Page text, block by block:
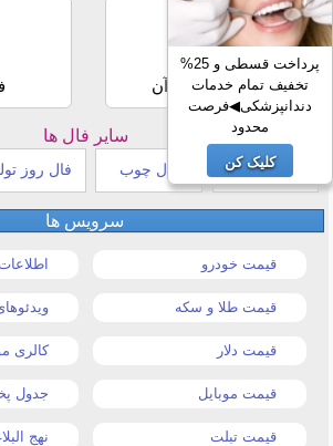
استخاره با قرآن
سایر فال ها
طالع بینی هندی فال چوب فال روز
سرویس ها
قیمت خودرو
قیمت طلا و سکه
قیمت دلار کالری
قیمت موبایل جدول
قیمت تبلت نهج
پرداخت قسطی و 25%
تخفیف تمام خدمات
دندانپزشکی◀فرصت
محدود
کلیک کن